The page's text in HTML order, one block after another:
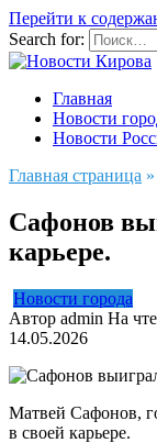
Перейти к
Search for:
Главная
Новости
Новости
Главная страница »
Сафонов
карьере.
Новости города
Автор admin На
14.05.2026
Матвей Сафонов,
в своей карьере.